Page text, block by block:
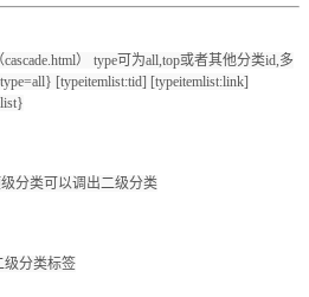
） type可为all,top或者其他分类id,多
[typeitemlist:tid] [typeitemlist:link]
分类可以调出二级分类
级分类标签